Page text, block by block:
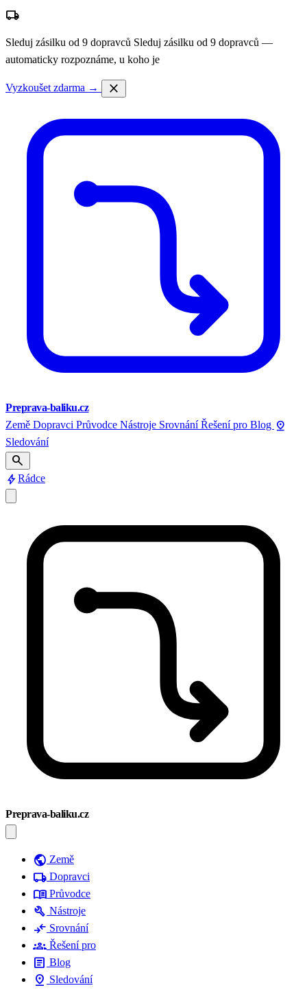
local_shipping
Sleduj zásilku od 9 dopravců Sleduj zásilku od 9 dopravců —
automaticky rozpoznáme, u koho je
Vyzkoušet zdarma → close
Preprava-baliku.cz
Země Dopravci Průvodce Nástroje Srovnání Řešení pro Blog pin_drop
Sledování
search
boltRádce
Preprava-baliku.cz
public Země
local_shipping Dopravci
menu_book Průvodce
build Nástroje
compare_arrows Srovnání
groups Řešení pro
article Blog
pin_drop Sledování